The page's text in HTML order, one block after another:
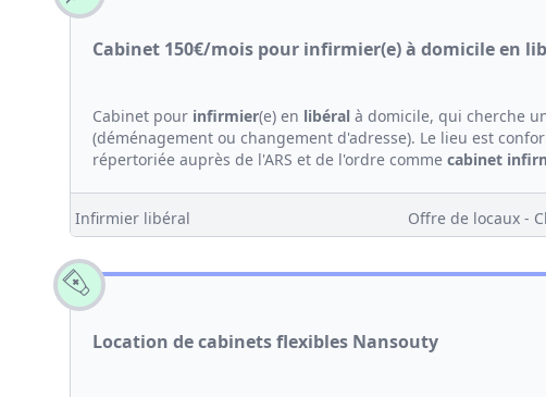
Cabinet 150€/mois pour infirmier(e) à domicile en
Cabinet pour infirmier(e) en libéral à domicile, qui cherche
(déménagement ou changement d'adresse). Le lieu est
répertoriée auprès de l'ARS et de l'ordre comme cabinet
Infirmier libéral Offre de locaux -
Location de cabinets flexibles Nansouty